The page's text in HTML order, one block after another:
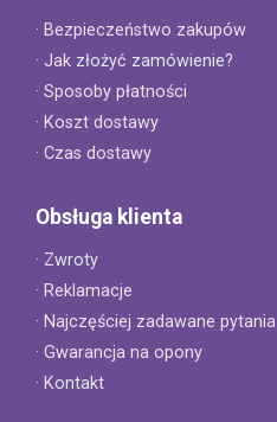
· Bezpieczeństwo zakupów
· Jak złożyć zamówienie?
· Sposoby płatności
· Koszt dostawy
· Czas dostawy
Obsługa klienta
· Zwroty
· Reklamacje
· Najczęściej zadawane pytania
· Gwarancja na opony
· Kontakt